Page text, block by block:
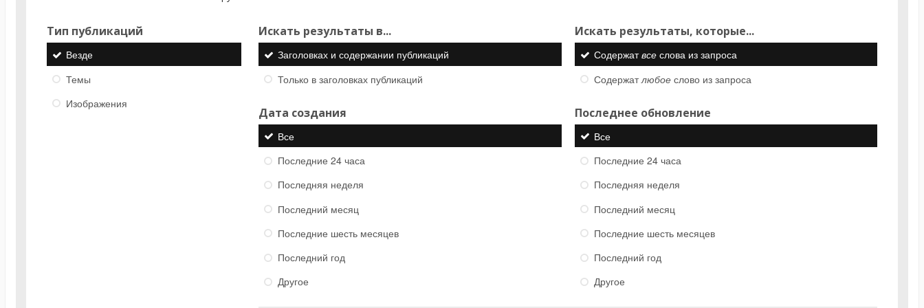
Тип публикаций
Везде
Темы
Изображения
Искать результаты в...
Заголовках и содержании публикаций
Только в заголовках публикаций
Искать результаты, которые...
Содержатвсеслова из запроса
Содержатлюбоеслово из запроса
Дата создания
Все
Последние 24 часа
Последняя неделя
Последний месяц
Последние шесть месяцев
Последний год
Другое
Последнее обновление
Все
Последние 24 часа
Последняя неделя
Последний месяц
Последние шесть месяцев
Последний год
Другое